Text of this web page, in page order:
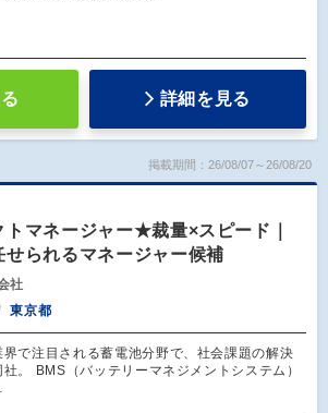
詳細を見る
掲載期間：26/08/07～26/08/20
トマネージャー★裁量×スピード｜
せられるマネージャー候補
社
東京都
界で注目される蓄電池分野で、社会課題の解決
。 BMS（バッテリーマネジメントシステム）